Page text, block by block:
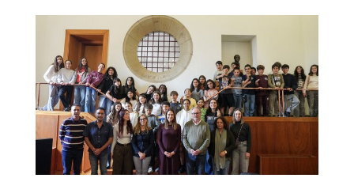
🌍 𝐆𝐮𝐢𝐦𝐚𝐫𝐚̃𝐞𝐬 𝐫𝐞𝐟𝐨𝐫𝐜̧𝐚 𝐥𝐚𝐜̧𝐨𝐬 𝐜𝐨𝐦 𝐚 𝐆𝐚𝐥𝐢𝐳𝐚 𝐚𝐭𝐫𝐚𝐯𝐞́𝐬